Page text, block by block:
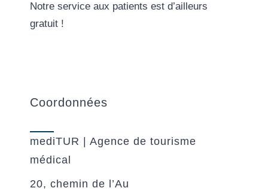
Notre service aux patients est d’ailleurs
gratuit !
Coordonnées
mediTUR | Agence de tourisme
médical
20, chemin de l’Au